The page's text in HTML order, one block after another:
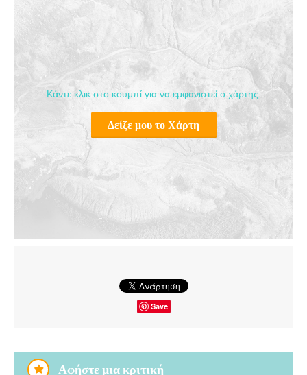
Κάντε κλικ στο κουμπί για να εμφανιστεί ο χάρτης.
Δείξε μου το Χάρτη
Save
Αφήστε μια κριτική